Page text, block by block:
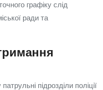
графіку слід
ради та
підрозділи поліції